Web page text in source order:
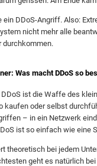
ein DDoS-Angriff. Also:
nicht mehr alle
durchkommen.
Was macht DDoS so
DDoS ist die Waffe des
kaufen oder selbst
– in ein Netzwerk
ist so einfach wie eine
theoretisch bei jedem
geht es natürlich